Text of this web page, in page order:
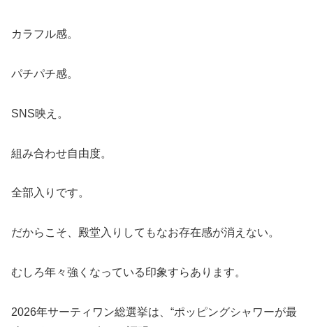
カラフル感。
パチパチ感。
SNS映え。
組み合わせ自由度。
全部入りです。
だからこそ、殿堂入りしてもなお存在感が消えない。
むしろ年々強くなっている印象すらあります。
2026年サーティワン総選挙は、“ポッピングシャワーが最